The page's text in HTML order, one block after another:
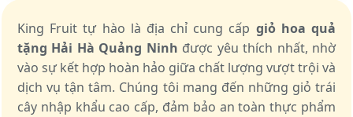
King Fruit tự hào là địa chỉ cung cấp giỏ hoa quả
tặng Hải Hà Quảng Ninh được yêu thích nhất, nhờ
vào sự kết hợp hoàn hảo giữa chất lượng vượt trội và
dịch vụ tận tâm. Chúng tôi mang đến những giỏ trái
cây nhập khẩu cao cấp, đảm bảo an toàn thực phẩm